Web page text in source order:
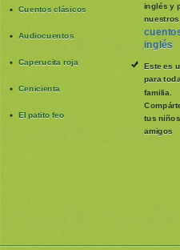
Cuentos clásicos
Audiocuentos
Caperucita roja
Cenicienta
El patito feo
inglés y
nuestros
inglés
Este es
para
familia
tus
amigos